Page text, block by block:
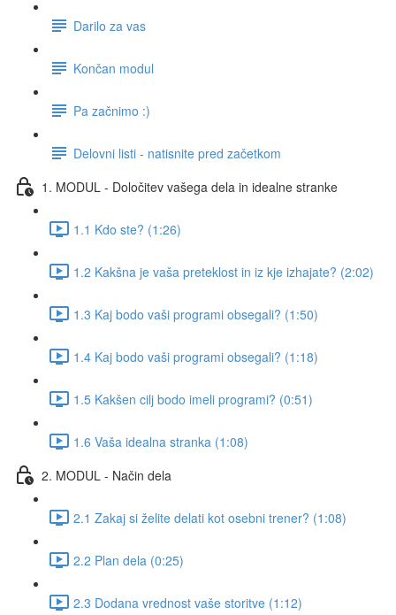
Darilo za vas
Končan modul
Pa začnimo :)
Delovni listi - natisnite pred začetkom
1. MODUL - Določitev vašega dela in idealne stranke
1.1 Kdo ste? (1:26)
1.2 Kakšna je vaša preteklost in iz kje izhajate? (2:02)
1.3 Kaj bodo vaši programi obsegali? (1:50)
1.4 Kaj bodo vaši programi obsegali? (1:18)
1.5 Kakšen cilj bodo imeli programi? (0:51)
1.6 Vaša idealna stranka (1:08)
2. MODUL - Način dela
2.1 Zakaj si želite delati kot osebni trener? (1:08)
2.2 Plan dela (0:25)
2.3 Dodana vrednost vaše storitve (1:12)